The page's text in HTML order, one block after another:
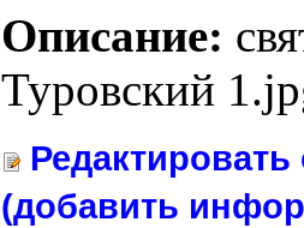
Описание:
Туровский
(добавить